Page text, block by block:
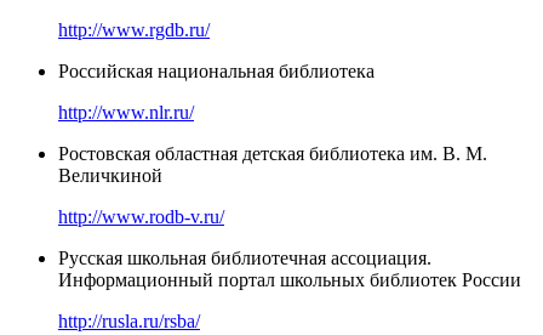
http://www.rgdb.ru/
Российская национальная библиотека
http://www.nlr.ru/
Ростовская областная детская библиотека им. В. М.
Величкиной
http://www.rodb-v.ru/
Русская школьная библиотечная ассоциация.
Информационный портал школьных библиотек России
http://rusla.ru/rsba/